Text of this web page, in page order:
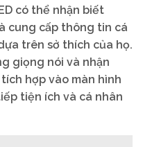
có thể nhận biết
cung cấp thông tin cá
trên sở thích của họ.
giọng nói và nhận
hợp vào màn hình
tiện ích và cá nhân